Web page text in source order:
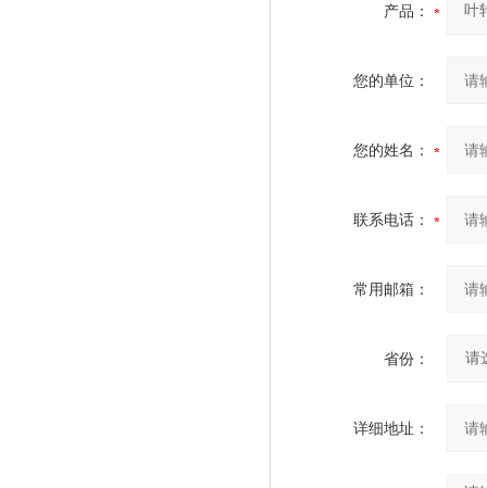
产品：
您的单位：
您的姓名：
联系电话：
常用邮箱：
省份：
详细地址：